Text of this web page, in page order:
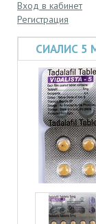
Аптека
Вход в кабинет
Регистрация
СИАЛИС 5